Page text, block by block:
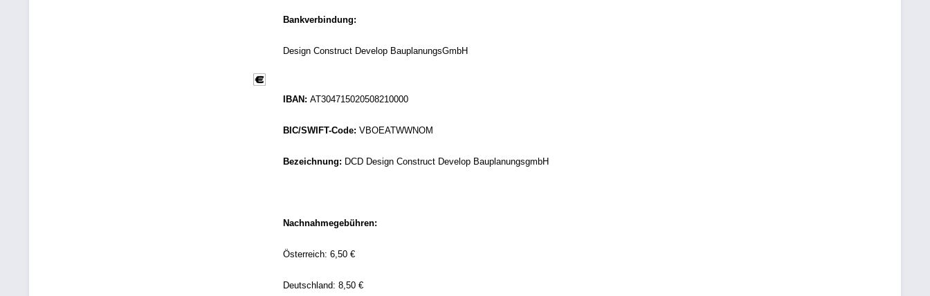
Bankverbindung:
Design Construct Develop BauplanungsGmbH
IBAN: AT304715020508210000
BIC/SWIFT-Code: VBOEATWWNOM
Bezeichnung: DCD Design Construct Develop BauplanungsgmbH
Nachnahmegebühren:
Österreich: 6,50 €
Deutschland: 8,50 €